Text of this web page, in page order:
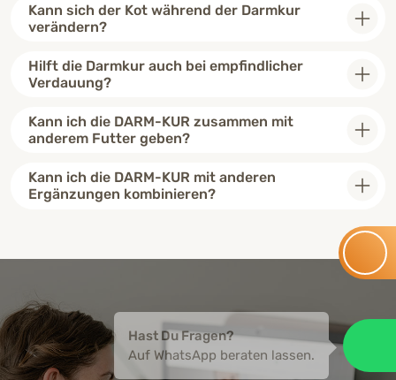
Kann sich der Kot während der Darmkur
verändern?
Hilft die Darmkur auch bei empfindlicher
Verdauung?
Kann ich die DARM-KUR zusammen mit
anderem Futter geben?
Kann ich die DARM-KUR mit anderen
Ergänzungen kombinieren?
Hast Du Fragen?
Auf WhatsApp beraten lassen. Auf